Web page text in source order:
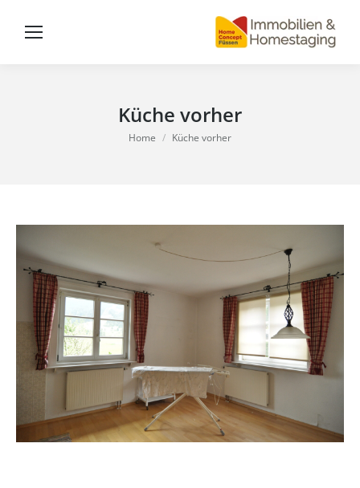
Küche vorher
You are here:
Home Küche vorher